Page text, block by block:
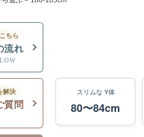
ちら
流れ
解決
質問
スリムな Y体
80〜84cm